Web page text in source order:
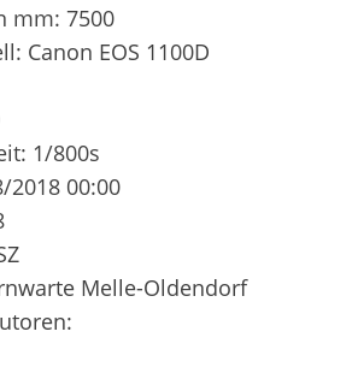
mm: 7500
Canon EOS 1100D
1/800s
2018 00:00
Melle-Oldendorf